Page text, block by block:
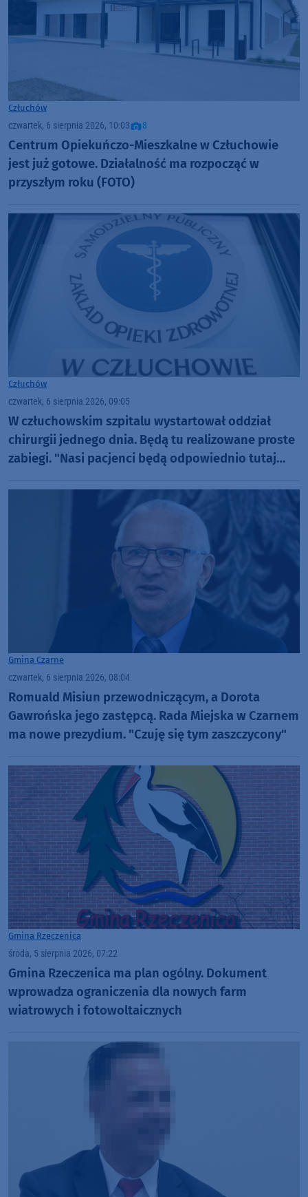
Człuchów
czwartek, 6 sierpnia 2026, 10:03 8
Centrum Opiekuńczo-Mieszkalne w Człuchowie
jest już gotowe. Działalność ma rozpocząć w
przyszłym roku (FOTO)
Człuchów
czwartek, 6 sierpnia 2026, 09:05
W człuchowskim szpitalu wystartował oddział
chirurgii jednego dnia. Będą tu realizowane proste
zabiegi. "Nasi pacjenci będą odpowiednio tutaj
Gmina Czarne
czwartek, 6 sierpnia 2026, 08:04
Romuald Misiun przewodniczącym, a Dorota
Gawrońska jego zastępcą. Rada Miejska w Czarnem
ma nowe prezydium. "Czuję się tym zaszczycony"
Gmina Rzeczenica
środa, 5 sierpnia 2026, 07:22
Gmina Rzeczenica ma plan ogólny. Dokument
wprowadza ograniczenia dla nowych farm
wiatrowych i fotowoltaicznych